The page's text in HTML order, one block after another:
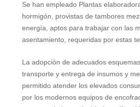
Se han empleado Plantas
hormigón, provistas de tambores
energía, aptos para trabajar con las
asentamiento, requeridas por estas
La adopción de adecuados
transporte y entrega de insumos y
permitido atender los elevados
por los modernos equipos de